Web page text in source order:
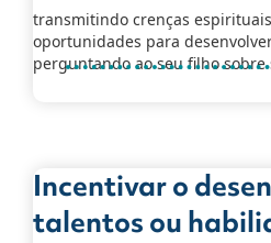
transmitindo crenças
oportunidades para
perguntando ao seu filho sobre
Incentivar o
talentos ou